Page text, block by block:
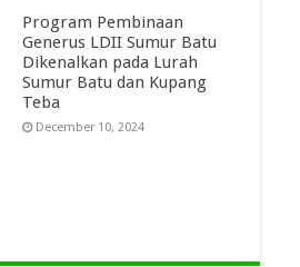
Program Pembinaan
Generus LDII Sumur Batu
Dikenalkan pada Lurah
Sumur Batu dan Kupang
Teba
December 10, 2024